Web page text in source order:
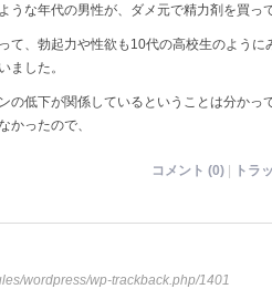
うな年代の男性が、ダメ元で精力剤を買っ
て、勃起力や性欲も10代の高校生のように
ました。
の低下が関係しているということは分かっ
かったので、
コメント (0) トラ
wordpress/wp-trackback.php/1401